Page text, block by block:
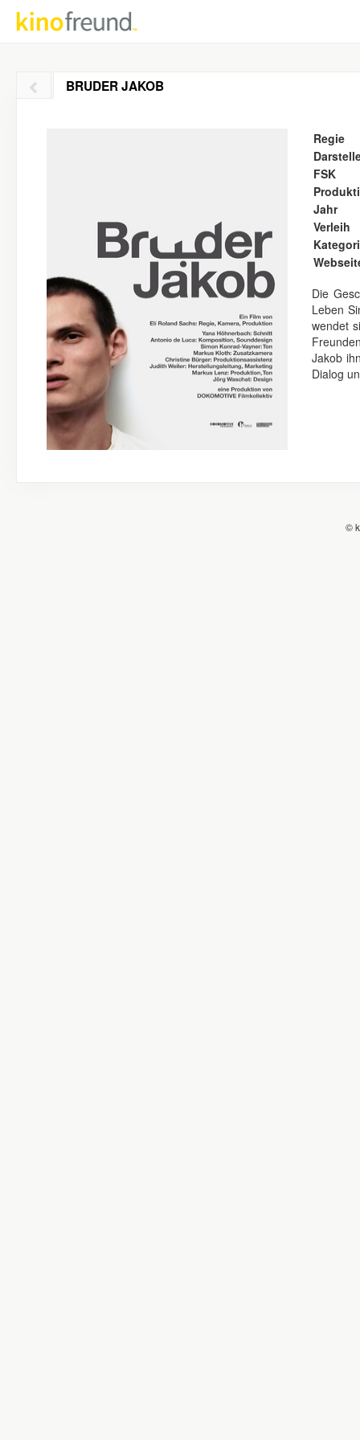
BRUDER JAKOB
Regie
FSK
Jahr
Verleih
Die
Leben
wendet
Jakob
Dialog
©